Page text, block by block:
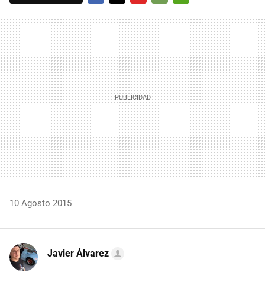
MAIL
10 Agosto 2015
Javier Álvarez